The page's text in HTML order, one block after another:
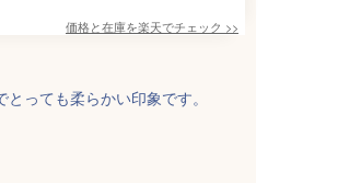
価格と在庫を楽天でチェック >>
っても柔らかい印象です。